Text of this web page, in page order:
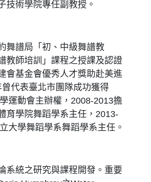
技術學院專任副教授。
舞譜局「初、中級舞譜教
教師培訓」課程之授課及認證
會基金會優秀人才獎助赴美進
代表臺北市團隊成功獲得
運動會主辦權，2008-2013擔
育學院舞蹈學系主任，2013-
大學舞蹈學系舞蹈學系主任。
系統之研究與課程開發。重要